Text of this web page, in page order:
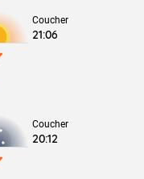
Coucher
21:06
Coucher
20:12